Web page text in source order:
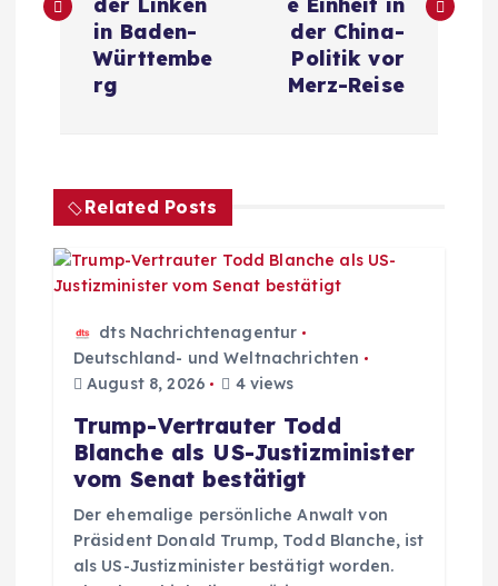
i
a
g
s
in Baden-
Württembe
rg
der China-
Politik vor
Merz-Reise
Related Posts
dts Nachrichtenagentur
Deutschland- und Weltnachrichten
August 8, 2026
4 views
Trump-Vertrauter Todd
Blanche als US-Justizminister
vom Senat bestätigt
Der ehemalige persönliche Anwalt von
Präsident Donald Trump, Todd Blanche, ist
als US-Justizminister bestätigt worden.